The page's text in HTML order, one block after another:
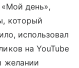
день»,
который
использовал
на YouTube
желании